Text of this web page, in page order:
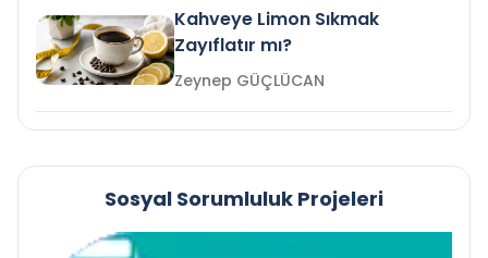
Kahveye Limon Sıkmak
Zayıflatır mı?
Zeynep GÜÇLÜCAN
Sosyal Sorumluluk Projeleri